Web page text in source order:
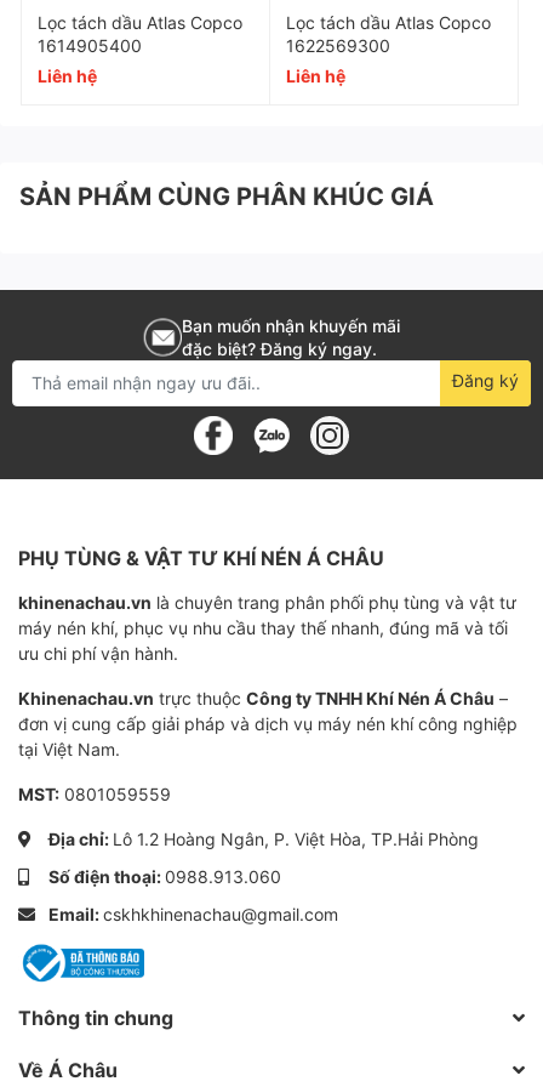
Độ tinh lọc
0,1 μm
Hàm lượng dầu trong khí nén
Lọc tách dầu Atlas Copco
1614905400
Liên hệ
Lọc tách dầu Atlas Copco
1622569300
Liên hệ
SẢN PHẨM CÙNG PHÂN KHÚC GIÁ
Bạn muốn nhận khuyến mãi
đặc biệt? Đăng ký ngay.
Đăng ký
PHỤ TÙNG & VẬT TƯ KHÍ NÉN Á CHÂU
khinenachau.vn là chuyên trang phân phối phụ tùng và vật tư
máy nén khí, phục vụ nhu cầu thay thế nhanh, đúng mã và tối
ưu chi phí vận hành.
Khinenachau.vn trực thuộc Công ty TNHH Khí Nén Á Châu –
đơn vị cung cấp giải pháp và dịch vụ máy nén khí công nghiệp
tại Việt Nam.
MST: 0801059559
Địa chỉ: Lô 1.2 Hoàng Ngân, P. Việt Hòa, TP.Hải Phòng
Số điện thoại:0988.913.060
Email:cskhkhinenachau@gmail.com
Thông tin chung
Về Á Châu